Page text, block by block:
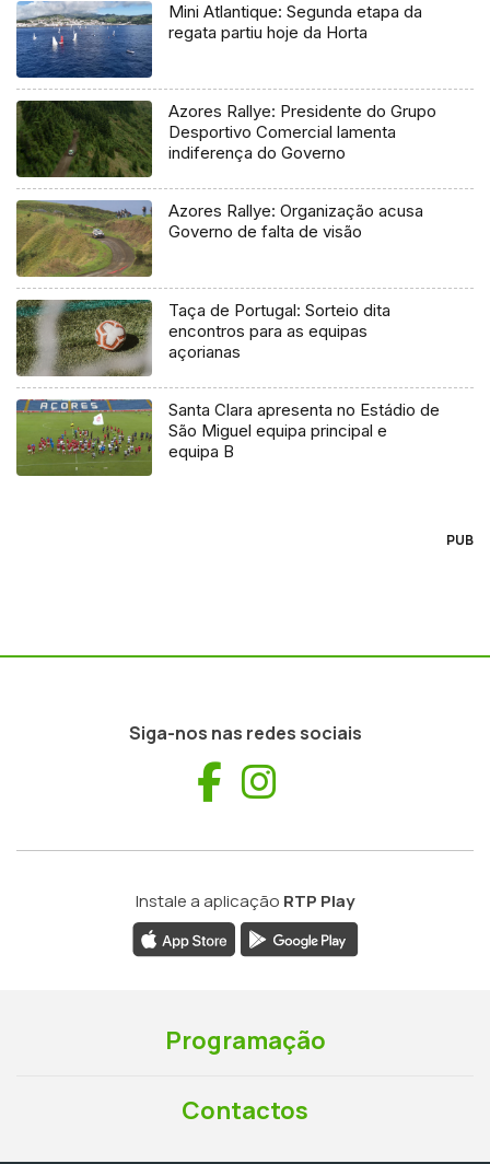
Mini Atlantique: Segunda etapa da
regata partiu hoje da Horta
Azores Rallye: Presidente do Grupo
Desportivo Comercial lamenta
indiferença do Governo
Azores Rallye: Organização acusa
Governo de falta de visão
Taça de Portugal: Sorteio dita
encontros para as equipas
açorianas
Santa Clara apresenta no Estádio de
São Miguel equipa principal e
equipa B
PUB
Siga-nos nas redes sociais
Facebook
Instale a aplicação RTP Play
Programação
Contactos